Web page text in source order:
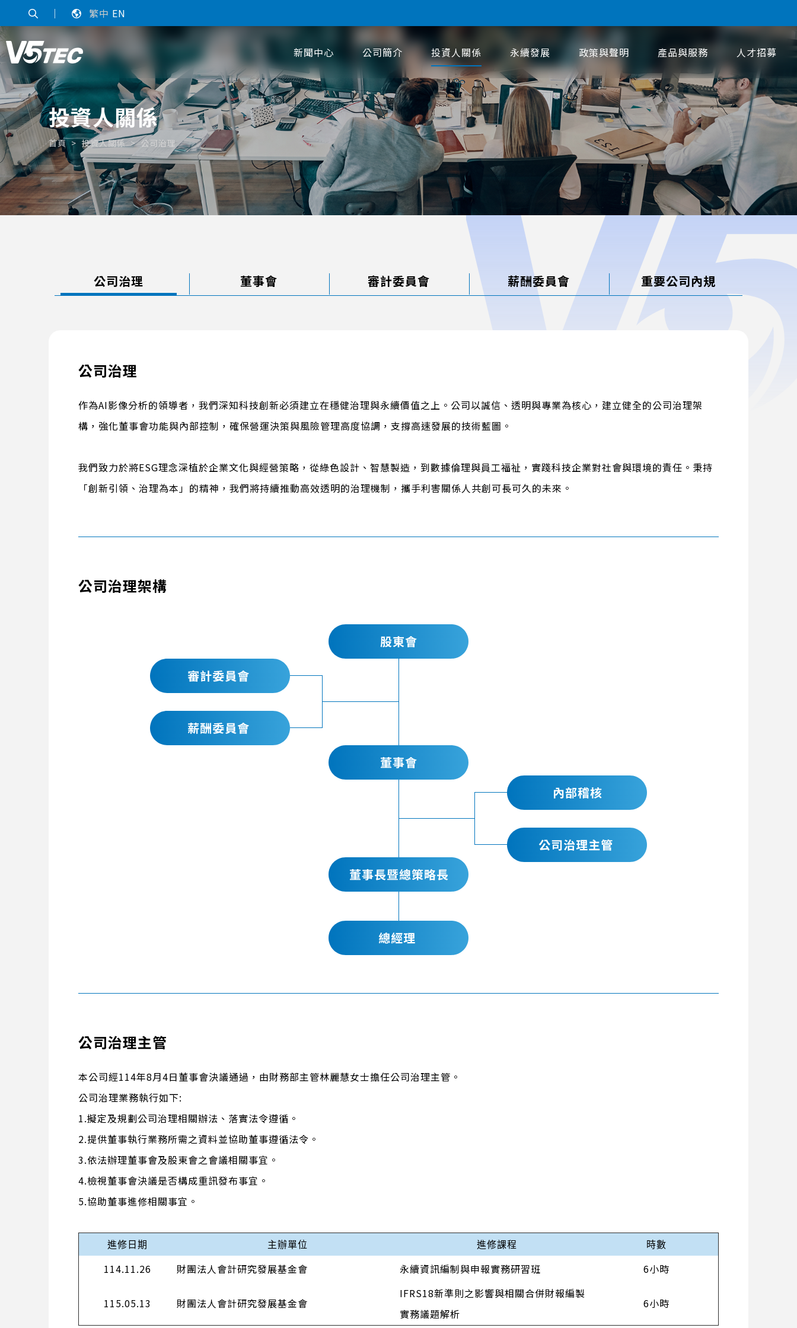
｜ 繁中 EN
新聞中心 公司簡介 投資人關係 永續發展 政策與聲明 產品與服務 人才招募
投資人關係
首頁 投資人關係 公司治理
公司治理 董事會 審計委員會 薪酬委員會 重要公司內規
公司治理
作為AI影像分析的領導者，我們深知科技創新必須建立在穩健治理與永續價值之上。公司以誠信、透明與專業為核心，建立健全的公司治理架
構，強化董事會功能與內部控制，確保營運決策與風險管理高度協調，支撐高速發展的技術藍圖。
我們致力於將ESG理念深植於企業文化與經營策略，從綠色設計、智慧製造，到數據倫理與員工福祉，實踐科技企業對社會與環境的責任。秉持
「創新引領、治理為本」的精神，我們將持續推動高效透明的治理機制，攜手利害關係人共創可長可久的未來。
公司治理架構
公司治理主管
本公司經114年8月4日董事會決議通過，由財務部主管林麗慧女士擔任公司治理主管。
公司治理業務執行如下:
1.擬定及規劃公司治理相關辦法、落實法令遵循。
2.提供董事執行業務所需之資料並協助董事遵循法令。
3.依法辦理董事會及股東會之會議相關事宜。
4.檢視董事會決議是否構成重訊發布事宜。
5.協助董事進修相關事宜。
進修日期 主辦單位 進修課程 時數
114.11.26 財團法人會計研究發展基金會 永續資訊編制與申報實務研習班 6小時
115.05.13 財團法人會計研究發展基金會
IFRS18新準則之影響與相關合併財報編製
實務議題解析
6小時